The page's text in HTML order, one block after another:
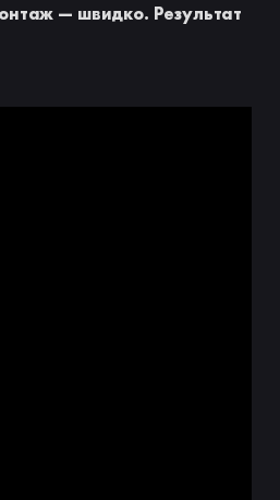
— швидко. Результат